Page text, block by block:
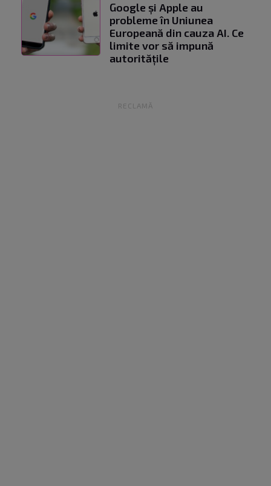
Google și Apple au
probleme în Uniunea
Europeană din cauza AI. Ce
limite vor să impună
autoritățile
RECLAMĂ